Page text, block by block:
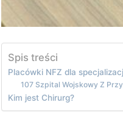
Spis treści
Placówki NFZ dla
107 Szpital Wojskowy Z
Kim jest Chirurg?